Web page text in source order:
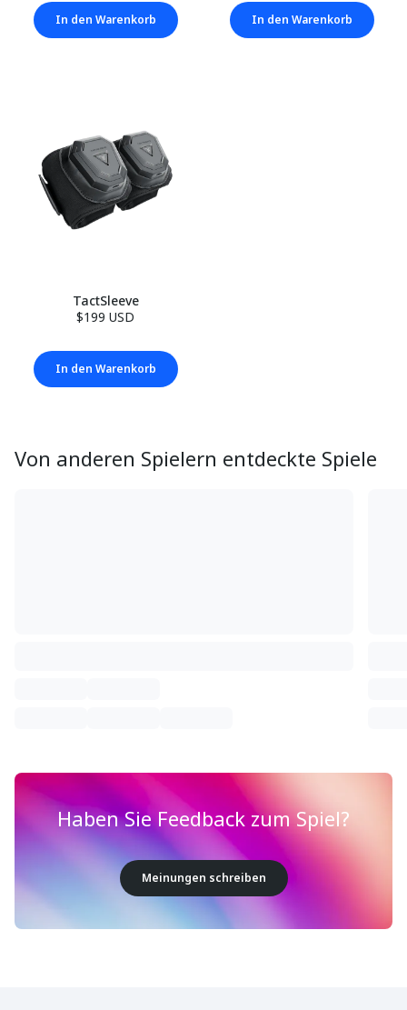
In den Warenkorb In den Warenkorb
TactSleeve
$199 USD
In den Warenkorb
Von anderen Spielern entdeckte Spiele
Haben Sie Feedback zum Spiel?
Meinungen schreiben